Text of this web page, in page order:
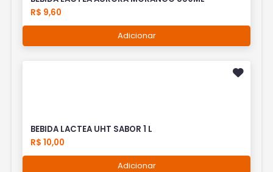
R$ 9,60
Adicionar
BEBIDA LACTEA UHT SABOR 1 L
R$ 10,00
Adicionar